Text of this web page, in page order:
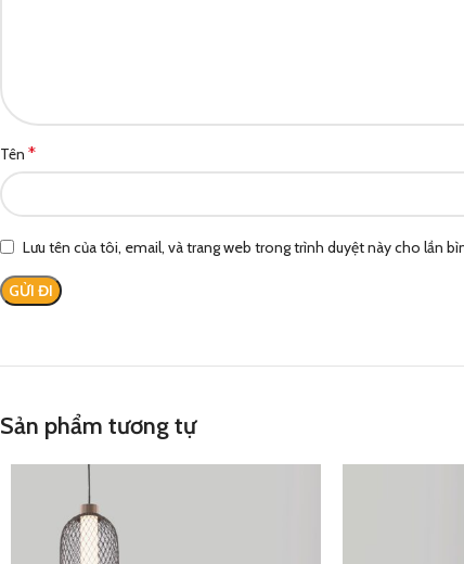
Tên *
Lưu tên của tôi, email, và trang web trong trình duyệt này cho lần
Sản phẩm tương tự